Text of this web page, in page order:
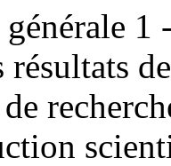
1
résultats